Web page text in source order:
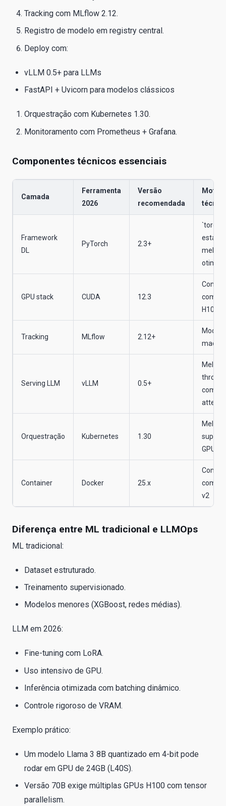
Tracking com MLflow 2.12.
Registro de modelo em registry central.
Deploy com:
vLLM 0.5+ para LLMs
FastAPI + Uvicorn para modelos clássicos
Orquestração com Kubernetes 1.30.
Monitoramento com Prometheus + Grafana.
Componentes técnicos essenciais
Camada
Ferramenta
2026
Versão
recomendada
Motivo
Framework
DL
PyTorch 2.3+
estável,
melhor
GPU stack CUDA 12.3
com
H100/
Tracking MLflow 2.12+
Model
Serving LLM vLLM 0.5+
Melhor
com
Orquestração Kubernetes 1.30
Melhor
GPUs
Container Docker 25.x
com
v2
Diferença entre ML tradicional e LLMOps
ML tradicional:
Dataset estruturado.
Treinamento supervisionado.
Modelos menores (XGBoost, redes médias).
LLM em 2026:
Fine-tuning com LoRA.
Uso intensivo de GPU.
Inferência otimizada com batching dinâmico.
Controle rigoroso de VRAM.
Exemplo prático:
Um modelo Llama 3 8B quantizado em 4-bit pode
rodar em GPU de 24GB (L40S).
Versão 70B exige múltiplas GPUs H100 com tensor
parallelism.